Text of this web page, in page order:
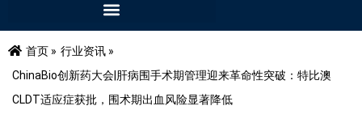
首页 » 行业资讯 »
ChinaBio创新药大会|肝病围手术期管理迎来革命性突破：特比澳
CLDT适应症获批，围术期出血风险显著降低